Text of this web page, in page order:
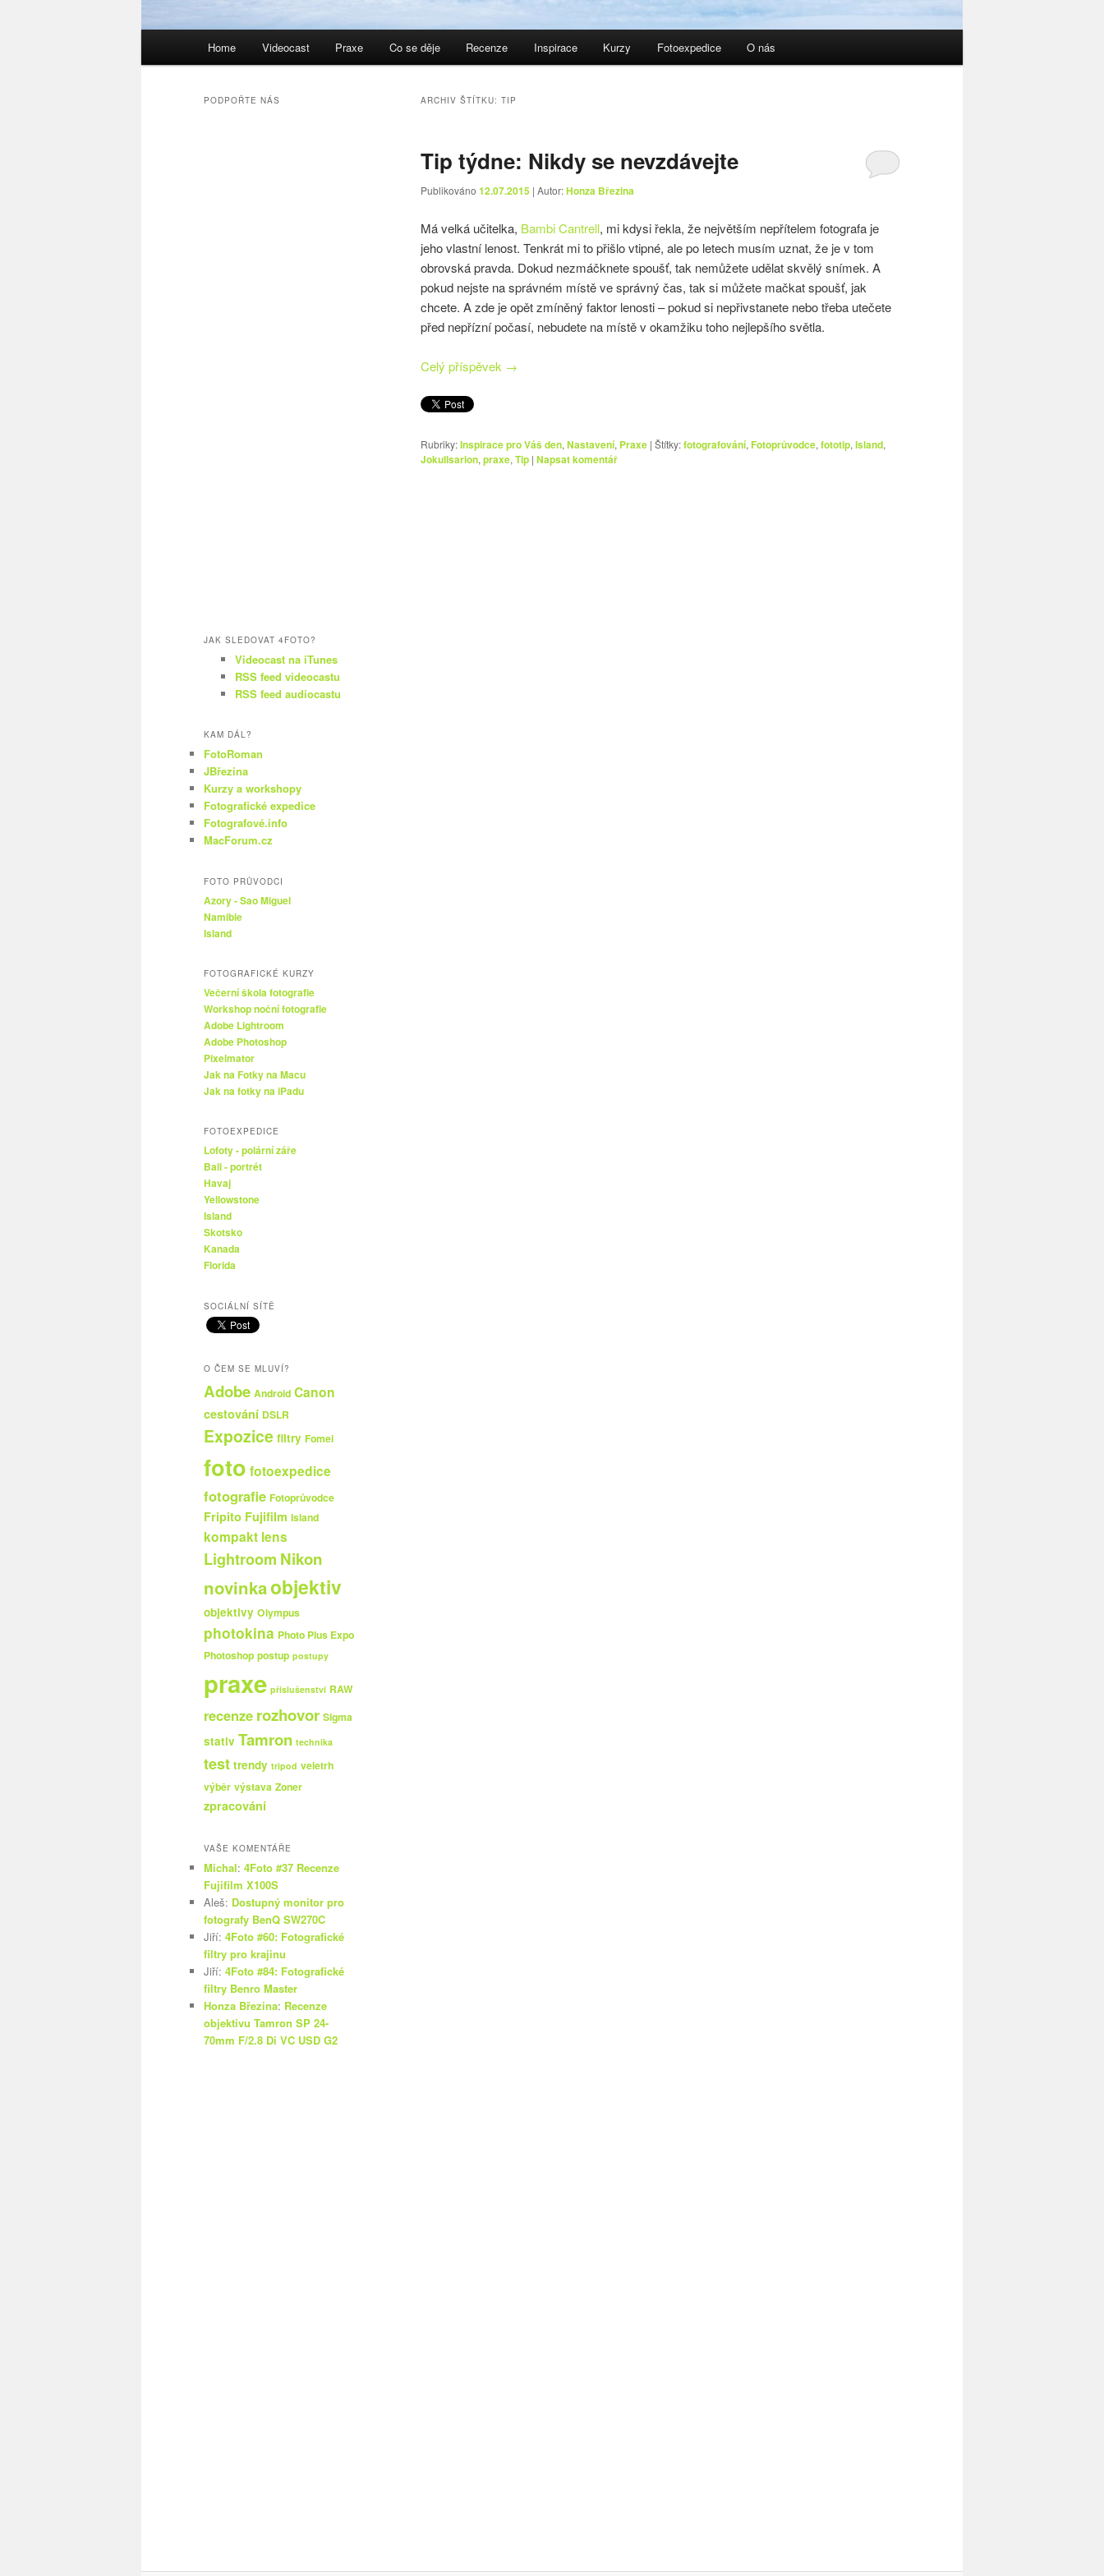
Home Videocast Praxe Co se děje Recenze Inspirace Kurzy Fotoexpedice O nás
ARCHIV ŠTÍTKU: TIP
Tip týdne: Nikdy se nevzdávejte
Publikováno 12.07.2015 | Autor:Honza Březina
Má velká učitelka, Bambi Cantrell, mi kdysi řekla, že největším nepřítelem fotografa je
jeho vlastní lenost. Tenkrát mi to přišlo vtipné, ale po letech musím uznat, že je v tom
obrovská pravda. Dokud nezmáčknete spoušť, tak nemůžete udělat skvělý snímek. A
pokud nejste na správném místě ve správný čas, tak si můžete mačkat spoušť, jak
chcete. A zde je opět zmíněný faktor lenosti – pokud si nepřivstanete nebo třeba utečete
před nepřízní počasí, nebudete na místě v okamžiku toho nejlepšího světla.
Celý příspěvek →
Rubriky:Inspirace pro Váš den, Nastavení, Praxe | Štítky:fotografování, Fotoprůvodce, fototip, Island,
Jokullsarlon, praxe, Tip | Napsat komentář
PODPOŘTE NÁS
JAK SLEDOVAT 4FOTO?
Videocast na iTunes
RSS feed videocastu
RSS feed audiocastu
KAM DÁL?
FotoRoman
JBřezina
Kurzy a workshopy
Fotografické expedice
Fotografové.info
MacForum.cz
FOTO PRŮVODCI
Azory - Sao Miguel
Namibie
Island
FOTOGRAFICKÉ KURZY
Večerní škola fotografie
Workshop noční fotografie
Adobe Lightroom
Adobe Photoshop
Pixelmator
Jak na Fotky na Macu
Jak na fotky na iPadu
FOTOEXPEDICE
Lofoty - polární záře
Bali - portrét
Havaj
Yellowstone
Island
Skotsko
Kanada
Florida
SOCIÁLNÍ SÍTĚ
O ČEM SE MLUVÍ?
Adobe Android Canon
cestování DSLR
Expozice filtry Fomei
foto fotoexpedice
fotografie Fotoprůvodce
Fripito Fujifilm Island
kompakt lens
Lightroom Nikon
novinkaobjektiv
objektivy Olympus
photokina Photo Plus Expo
Photoshop postup postupy
praxe příslušenství RAW
recenze rozhovor Sigma
stativ Tamron technika
test trendy tripod veletrh
výběr výstava Zoner
zpracování
VAŠE KOMENTÁŘE
Michal: 4Foto #37 Recenze
Fujifilm X100S
Aleš: Dostupný monitor pro
fotografy BenQ SW270C
Jiří: 4Foto #60: Fotografické
filtry pro krajinu
Jiří: 4Foto #84: Fotografické
filtry Benro Master
Honza Březina: Recenze
objektivu Tamron SP 24-
70mm F/2.8 Di VC USD G2